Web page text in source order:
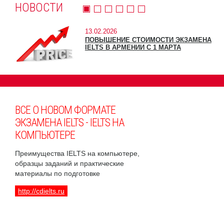
НОВОСТИ
13.02.2026
ПОВЫШЕНИЕ СТОИМОСТИ ЭКЗАМЕНА
IELTS В АРМЕНИИ С 1 МАРТА
ВСЕ О НОВОМ ФОРМАТЕ
ЭКЗАМЕНА IELTS - IELTS НА
КОМПЬЮТЕРЕ
Преимущества IELTS на компьютере,
образцы заданий и практические
материалы по подготовке
http://cdielts.ru